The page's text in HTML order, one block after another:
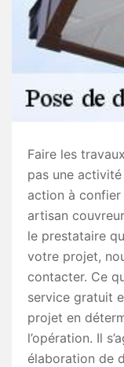
Faire les
pas une activité
action à confier
artisan
le prestataire
votre projet,
contacter. Ce
service gratuit
projet en
l’opération. Il
élaboration de